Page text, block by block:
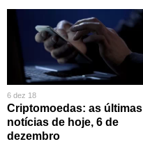
6 dez 18
Criptomoedas: as últimas
notícias de hoje, 6 de
dezembro